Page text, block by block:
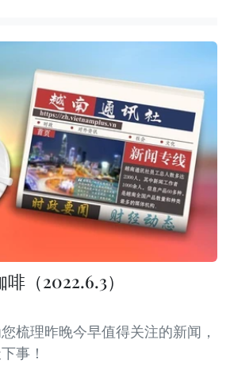
（2022.6.3）
梳理昨晚今早值得关注的新闻，
事！